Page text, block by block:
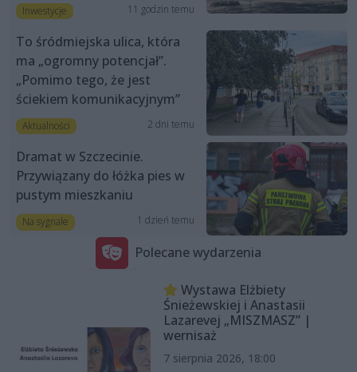
Inwestycje 11 godzin temu
To śródmiejska ulica, która
ma „ogromny potencjał”.
„Pomimo tego, że jest
ściekiem komunikacyjnym”
Aktualności 2 dni temu
Dramat w Szczecinie.
Przywiązany do łóżka pies w
pustym mieszkaniu
Na sygnale 1 dzień temu
Polecane wydarzenia
Wystawa Elżbiety
Śnieżewskiej i Anastasii
Lazarevej „MISZMASZ” |
wernisaż
7 sierpnia 2026, 18:00